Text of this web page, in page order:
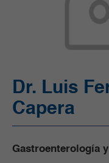
Dr. Luis
Capera
Gastroenterología